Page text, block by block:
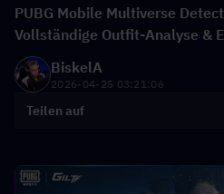
PUBG Mobile Multiverse
Vollständige Outfit-Analyse &
BiskelA
2026-04-25 03:21:06
Teilen auf